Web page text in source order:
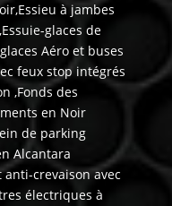
à jambes
glaces de
Aéro et buses
feux stop intégrés
,Fonds des
en Noir
de parking
Alcantara
anti-crevaison avec
électriques à